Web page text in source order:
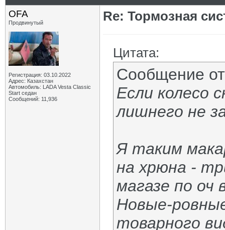
OFA
Продвинутый
Регистрация: 03.10.2022
Адрес: Казахстан
Автомобиль: LADA Vesta Classic
Start седан
Сообщений: 11,936
Re: Тормозная
Цитата:
Сообщение
Если колесо
лишнего не
Я таким
на хрюна -
магазе по оч
Новые-
товарного